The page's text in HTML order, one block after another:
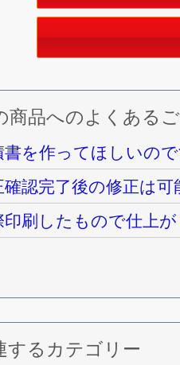
商品へのよくある
書を作ってほしいの
確認完了後の修正は
印刷したもので仕上
するカテゴリー